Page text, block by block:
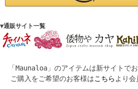
▼通販サイト一覧
「Maunaloa」のアイテムは新サイトで
ご購入をご希望のお客様はこちら より会